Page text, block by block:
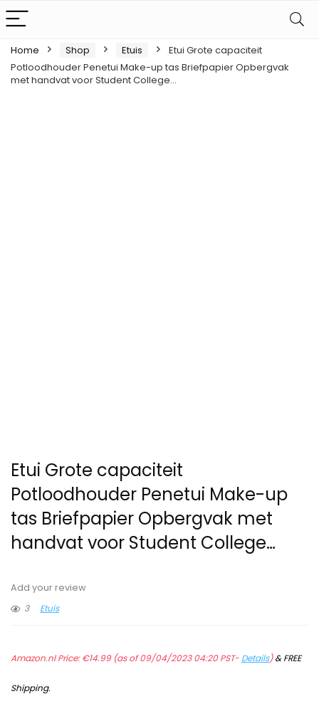
Home Shop Etuis
Etui Grote capaciteit
Potloodhouder Penetui Make-up tas Briefpapier Opbergvak
met handvat voor Student College…
Etui Grote capaciteit
Potloodhouder Penetui Make-up
tas Briefpapier Opbergvak met
handvat voor Student College…
Add your review
3
Etuis
Amazon.nl Price:€14.99(as of 09/04/2023 04:20 PST- Details)&FREE
Shipping.